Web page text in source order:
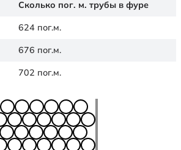
Сколько пог. м. трубы в фуре
624 пог.м.
676 пог.м.
702 пог.м.